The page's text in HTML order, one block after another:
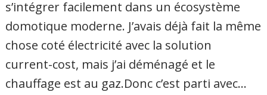
s’intégrer facilement dans un écosystème
domotique moderne. J’avais déjà fait la même
chose coté électricité avec la solution
current-cost, mais j’ai déménagé et le
chauffage est au gaz.Donc c’est parti avec…